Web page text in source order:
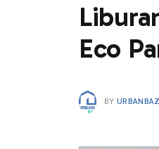
Eco
BY